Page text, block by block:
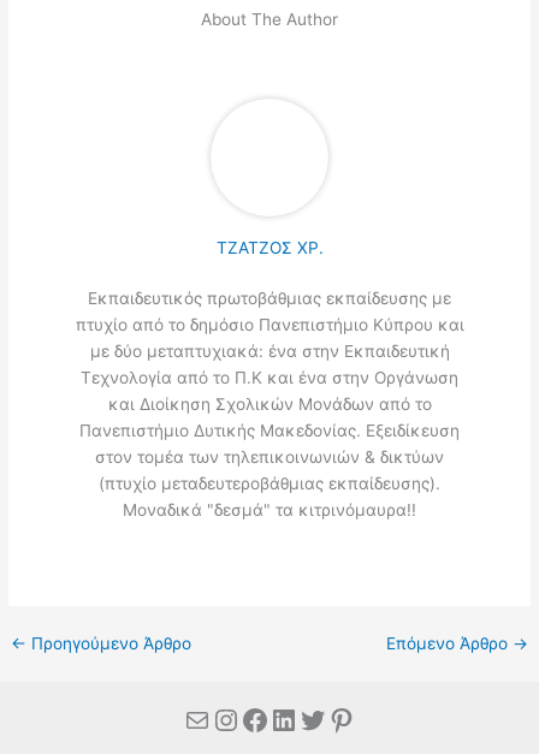
About The Author
ΤΖΑΤΖΟΣ ΧΡ.
Εκπαιδευτικός πρωτοβάθμιας εκπαίδευσης με
πτυχίο από το δημόσιο Πανεπιστήμιο Κύπρου και
με δύο μεταπτυχιακά: ένα στην Εκπαιδευτική
Τεχνολογία από το Π.Κ και ένα στην Οργάνωση
και Διοίκηση Σχολικών Μονάδων από το
Πανεπιστήμιο Δυτικής Μακεδονίας. Εξειδίκευση
στον τομέα των τηλεπικοινωνιών & δικτύων
(πτυχίο μεταδευτεροβάθμιας εκπαίδευσης).
Μοναδικά "δεσμά" τα κιτρινόμαυρα!!
← Προηγούμενο Άρθρο Επόμενο Άρθρο →
MailInstagram
Facebook
Linkedin
Twitter
Pinterest